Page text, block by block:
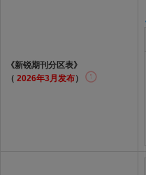
《新锐期刊分区表》
（ 2026年3月发布）